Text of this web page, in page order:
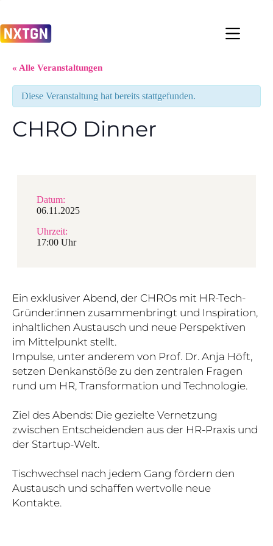
springen
« Alle Veranstaltungen
Diese Veranstaltung hat bereits stattgefunden.
CHRO Dinner
Datum:
06.11.2025
Uhrzeit:
17:00 Uhr
Ein exklusiver Abend, der CHROs mit HR-Tech-
Gründer:innen zusammenbringt und Inspiration,
inhaltlichen Austausch und neue Perspektiven
im Mittelpunkt stellt.
Impulse, unter anderem von Prof. Dr. Anja Höft,
setzen Denkanstöße zu den zentralen Fragen
rund um HR, Transformation und Technologie.
Ziel des Abends: Die gezielte Vernetzung
zwischen Entscheidenden aus der HR-Praxis und
der Startup-Welt.
Tischwechsel nach jedem Gang fördern den
Austausch und schaffen wertvolle neue
Kontakte.